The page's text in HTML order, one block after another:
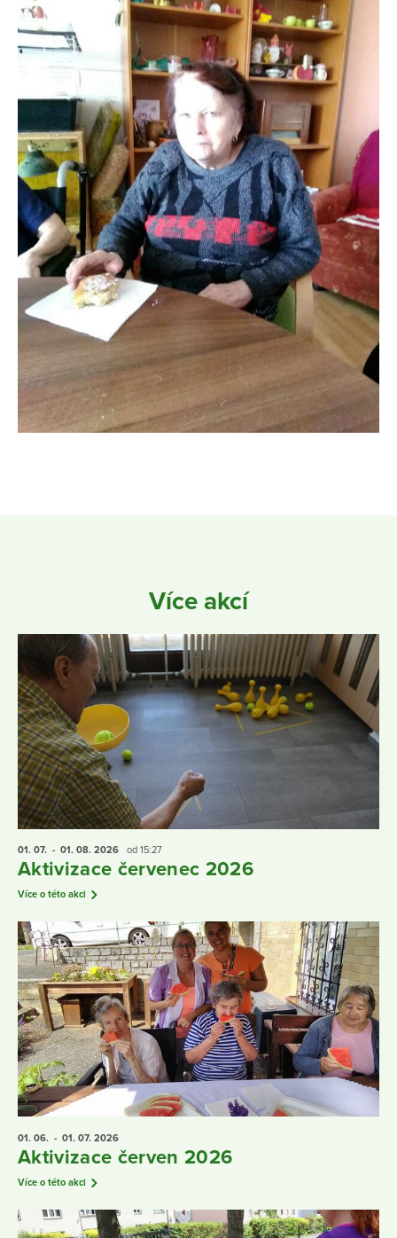
Více akcí
01. 07. - 01. 08. 2026 od 15:27
Aktivizace červenec 2026
Více o této akci
01. 06. - 01. 07. 2026
Aktivizace červen 2026
Více o této akci